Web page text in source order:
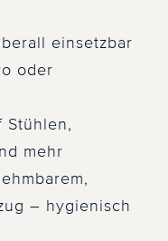
einsetzbar
oder
Stühlen,
mehr
– hygienisch